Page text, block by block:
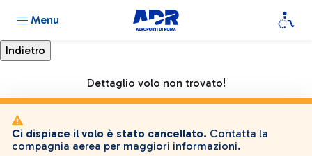
Menu
Dettaglio volo non trovato!
Ci dispiace il volo è stato cancellato. Contatta la
compagnia aerea per maggiori informazioni.